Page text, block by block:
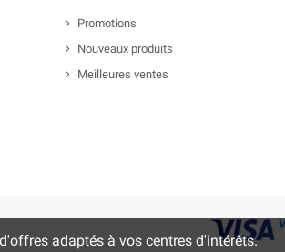
Promotions
Nouveaux produits
Meilleures ventes
adaptés à vos centres d'intérêts.